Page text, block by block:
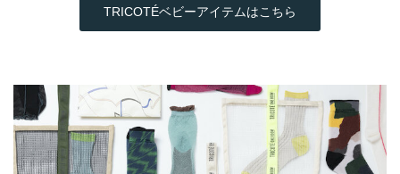
TRICOTÉベビーアイテムはこちら